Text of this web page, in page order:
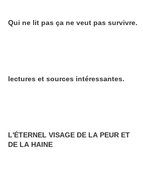
Qui ne lit pas ça ne veut pas survivre.
lectures et sources intéressantes.
L'ÉTERNEL VISAGE DE LA PEUR ET
DE LA HAINE